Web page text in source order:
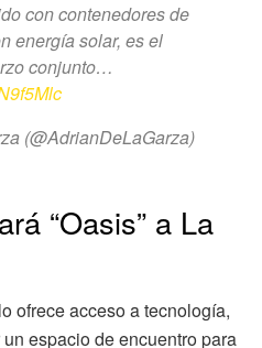
con contenedores de
energía solar, es el
conjunto…
(@AdrianDeLaGarza)
“Oasis” a La
ofrece acceso a tecnología,
espacio de encuentro para